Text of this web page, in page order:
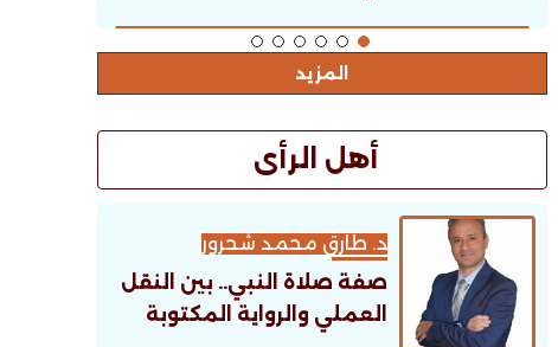
المزيد
أهل الرأى
د. طارق محمد شحرور
صفة صلاة النبي.. بين النقل
العملي والرواية المكتوبة